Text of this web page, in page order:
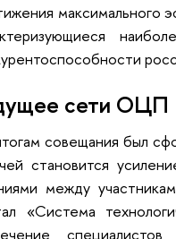
максимального
сети ОЦП
совещания был
становится
между
«Система